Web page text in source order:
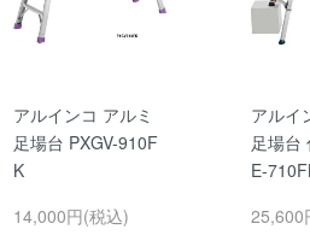
アルインコ アルミ
足場台 PXGV-910F
K
14,000円(税込)
アルイ
足場台
E-
25,600